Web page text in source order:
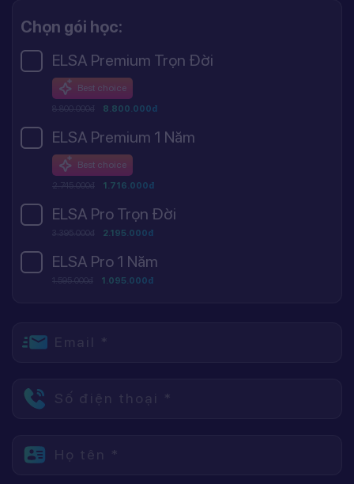
Chọn gói học:
ELSA Premium Trọn Đời
Best choice
8.800.000đ 8.800.000đ
ELSA Premium 1 Năm
Best choice
2.745.000đ 1.716.000đ
ELSA Pro Trọn Đời
3.395.000đ 2.195.000đ
ELSA Pro 1 Năm
1.595.000đ 1.095.000đ
Email *
Số điện thoại *
Họ tên *